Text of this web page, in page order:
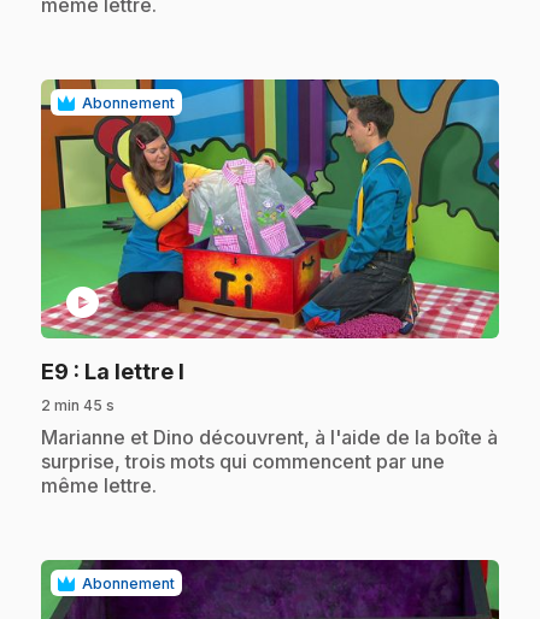
même lettre.
Abonnement
play_circle
E9 : La lettre I
2 min 45 s
.Marianne et Dino découvrent, à l'aide de la boîte à
surprise, trois mots qui commencent par une
même lettre.
Abonnement